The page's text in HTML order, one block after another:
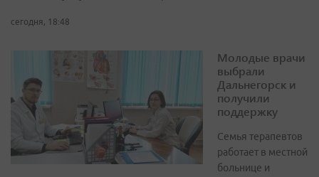
сегодня, 18:48
Молодые врачи
выбрали
Дальнегорск и
получили
поддержку
Семья терапевтов
работает в местной
больнице и